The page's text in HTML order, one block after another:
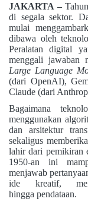
JAKARTA –
di segala sektor.
mulai
dibawa oleh
Peralatan digital
menggali jawaban
Large Language
(dari OpenAI),
Claude (dari
Bagaimana
menggunakan
dan arsitektur
sekaligus
lahir dari pemikiran
1950-an ini
menjawab
ide kreatif,
hingga pendataan.